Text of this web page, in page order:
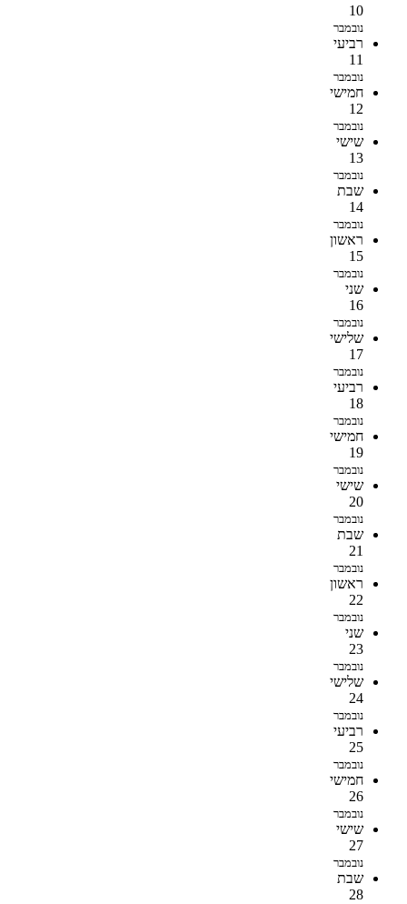
10
נובמבר
רביעי
11
נובמבר
חמישי
12
נובמבר
שישי
13
נובמבר
שבת
14
נובמבר
ראשון
15
נובמבר
שני
16
נובמבר
שלישי
17
נובמבר
רביעי
18
נובמבר
חמישי
19
נובמבר
שישי
20
נובמבר
שבת
21
נובמבר
ראשון
22
נובמבר
שני
23
נובמבר
שלישי
24
נובמבר
רביעי
25
נובמבר
חמישי
26
נובמבר
שישי
27
נובמבר
שבת
28